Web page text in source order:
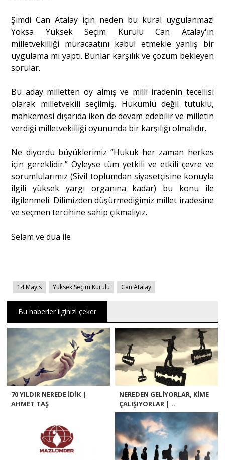
Şimdi Can Atalay için neden bu kural uygulanmaz!
Yoksa Yüksek Seçim Kurulu Can Atalay'ın
milletvekilliği müracaatını kabul etmekle yanlış bir
uygulama mı yaptı. Bunlar karşılık ve çözüm bekleyen
sorular.
Bu aday milletten oy almış ve milli iradenin tecellisi
olarak milletvekili seçilmiş. Hükümlü değil tutuklu,
mahkemesi dışarıda iken de devam edebilir ve milletin
verdiği milletvekilliği oyununda bir karşılığı olmalıdır.
Ne diyordu büyüklerimiz “Hukuk her zaman herkes
için gereklidir.” Öyleyse tüm yetkili ve etkili çevre ve
sorumlularımız (Sivil toplumdan siyasetçisine konuyla
ilgili yüksek yargı organına kadar) bu konu ile
ilgilenmeli. Dilimizden düşürmediğimiz millet iradesine
ve seçmen tercihine sahip çıkmalıyız.
Selam ve dua ile
​14 Mayıs Yüksek Seçim Kurulu Can Atalay
Bu haberler ilginizi çeker
70 YILDIR NEREDE İDİK |
AHMET TAŞ
NEREDEN GELİYORLAR, KİME
ÇALIŞIYORLAR | ..